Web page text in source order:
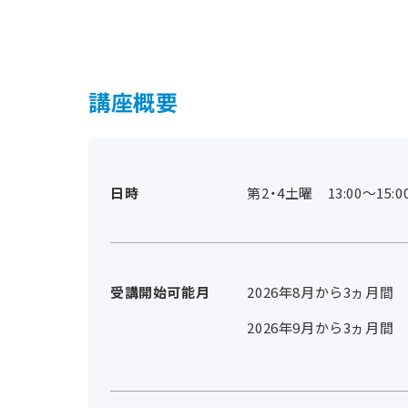
講座概要
日時 第2・4土曜 13:00～
受講開始可能月
2026年8月から3ヵ月間
2026年9月から3ヵ月間